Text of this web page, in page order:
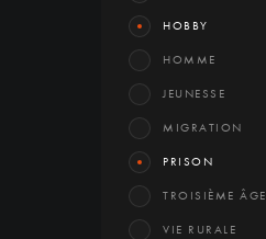
HOBBY
HOMME
JEUNESSE
MIGRATION
PRISON
TROISIÈME ÂGE
VIE RURALE